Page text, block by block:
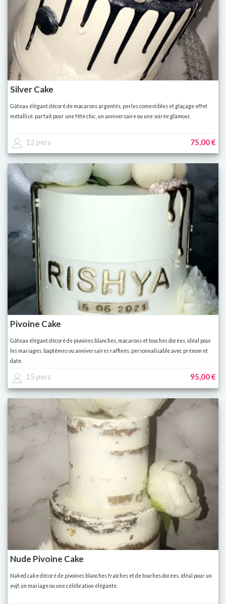
Silver Cake
Gâteau élégant décoré de macarons argentés, perles comestibles et glaçage effet
métallisé. parfait pour une fête chic, un anniversaire ou une soirée glamour.
12 pers 75,00 €
Pivoine Cake
Gâteau élégant décoré de pivoines blanches, macarons et touches dorées. idéal pour
les mariages, baptêmes ou anniversaires raffinés. personnalisable avec prénom et
date.
15 pers 95,00 €
Nude Pivoine Cake
Naked cake décoré de pivoines blanches fraîches et de touches dorées. idéal pour un
evjf, un mariage ou une célébration élégante.